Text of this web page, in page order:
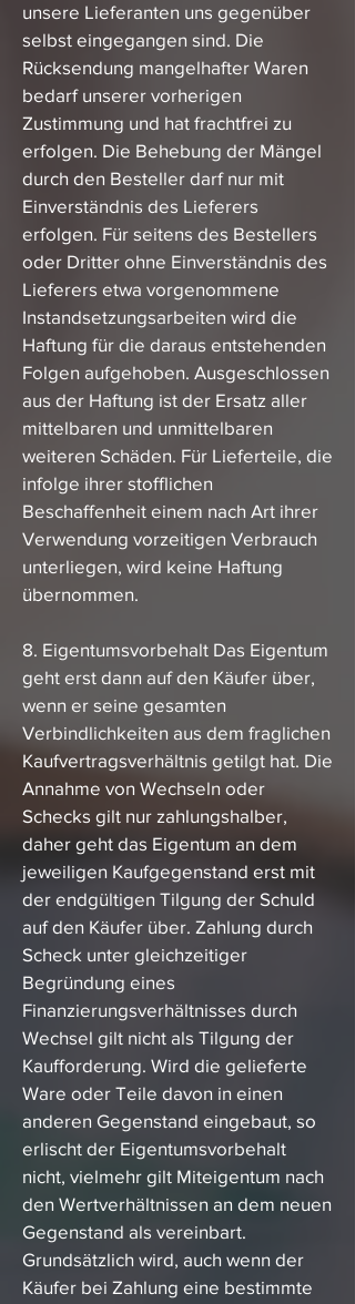
unsere Lieferanten uns gegenüber
selbst eingegangen sind. Die
Rücksendung mangelhafter Waren
bedarf unserer vorherigen
Zustimmung und hat frachtfrei zu
erfolgen. Die Behebung der Mängel
durch den Besteller darf nur mit
Einverständnis des Lieferers
erfolgen. Für seitens des Bestellers
oder Dritter ohne Einverständnis des
Lieferers etwa vorgenommene
Instandsetzungsarbeiten wird die
Haftung für die daraus entstehenden
Folgen aufgehoben. Ausgeschlossen
aus der Haftung ist der Ersatz aller
mittelbaren und unmittelbaren
weiteren Schäden. Für Lieferteile, die
infolge ihrer stofflichen
Beschaffenheit einem nach Art ihrer
Verwendung vorzeitigen Verbrauch
unterliegen, wird keine Haftung
übernommen.
8. Eigentumsvorbehalt Das Eigentum
geht erst dann auf den Käufer über,
wenn er seine gesamten
Verbindlichkeiten aus dem fraglichen
Kaufvertragsverhältnis getilgt hat. Die
Annahme von Wechseln oder
Schecks gilt nur zahlungshalber,
daher geht das Eigentum an dem
jeweiligen Kaufgegenstand erst mit
der endgültigen Tilgung der Schuld
auf den Käufer über. Zahlung durch
Scheck unter gleichzeitiger
Begründung eines
Finanzierungsverhältnisses durch
Wechsel gilt nicht als Tilgung der
Kaufforderung. Wird die gelieferte
Ware oder Teile davon in einen
anderen Gegenstand eingebaut, so
erlischt der Eigentumsvorbehalt
nicht, vielmehr gilt Miteigentum nach
den Wertverhältnissen an dem neuen
Gegenstand als vereinbart.
Grundsätzlich wird, auch wenn der
Käufer bei Zahlung eine bestimmte